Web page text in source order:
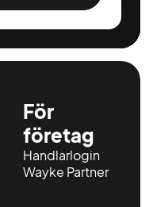
För
företag
Handlarlogin
Wayke Partner